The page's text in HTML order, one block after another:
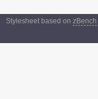
Stylesheet based on zBench